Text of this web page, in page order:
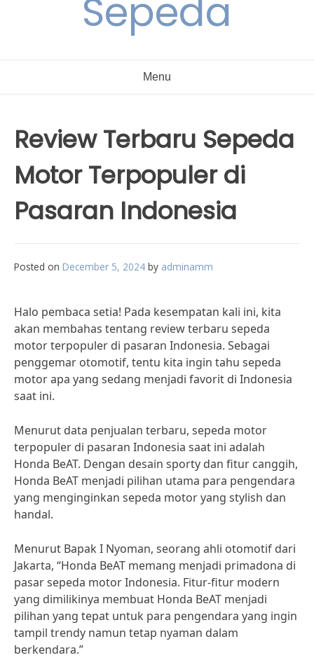
Sepeda
Menu
Review Terbaru Sepeda
Motor Terpopuler di
Pasaran Indonesia
Posted on December 5, 2024 by adminamm
Halo pembaca setia! Pada kesempatan kali ini, kita
akan membahas tentang review terbaru sepeda
motor terpopuler di pasaran Indonesia. Sebagai
penggemar otomotif, tentu kita ingin tahu sepeda
motor apa yang sedang menjadi favorit di Indonesia
saat ini.
Menurut data penjualan terbaru, sepeda motor
terpopuler di pasaran Indonesia saat ini adalah
Honda BeAT. Dengan desain sporty dan fitur canggih,
Honda BeAT menjadi pilihan utama para pengendara
yang menginginkan sepeda motor yang stylish dan
handal.
Menurut Bapak I Nyoman, seorang ahli otomotif dari
Jakarta, “Honda BeAT memang menjadi primadona di
pasar sepeda motor Indonesia. Fitur-fitur modern
yang dimilikinya membuat Honda BeAT menjadi
pilihan yang tepat untuk para pengendara yang ingin
tampil trendy namun tetap nyaman dalam
berkendara.”